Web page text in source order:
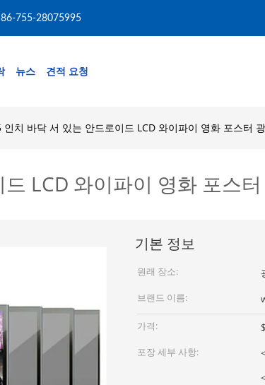
86-755-28075995
뉴스 견적 요청
인치 바닥 서 있는 안드로이드 LCD 와이파이 영화 포스터
LCD 와이파이 영화 포스
기본 정보
원래 장소:
브랜드 이름:
가격:
포장 세부 사항: